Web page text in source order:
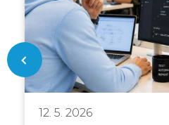
12. 5. 2026